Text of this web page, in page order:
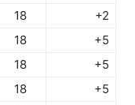
18
+2
18
+5
18
+5
18
+5